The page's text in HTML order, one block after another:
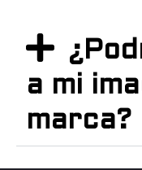
a mi
marca?